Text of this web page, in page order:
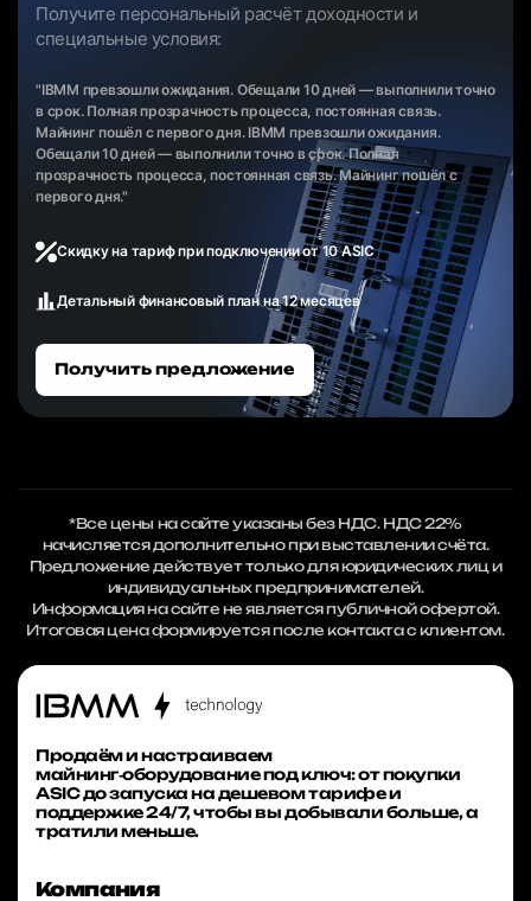
Получите персональный расчёт доходности и
специальные условия:
"IBMM превзошли ожидания. Обещали 10 дней — выполнили точно
в срок. Полная прозрачность процесса, постоянная связь.
Майнинг пошёл с первого дня. IBMM превзошли ожидания.
Обещали 10 дней — выполнили точно в срок. Полная
прозрачность процесса, постоянная связь. Майнинг пошёл с
первого дня."
Скидку на тариф при подключении от 10 ASIC
Детальный финансовый план на 12 месяцев
Получить предложение
*Все цены на сайте указаны без НДС. НДС 22%
начисляется дополнительно при выставлении счёта.
Предложение действует только для юридических лиц и
индивидуальных предпринимателей.
Информация на сайте не является публичной офертой.
Итоговая цена формируется после контакта с клиентом.
Продаём и настраиваем
майнинг‑оборудование под ключ: от покупки
ASIC до запуска на дешевом тарифе и
поддержке 24/7, чтобы вы добывали больше, а
тратили меньше.
Компания